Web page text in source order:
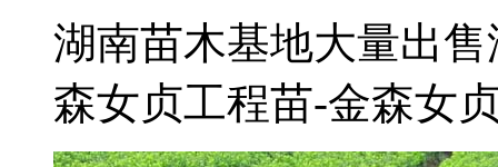
湖南苗木基地大量出
森女贞工程苗-金森女